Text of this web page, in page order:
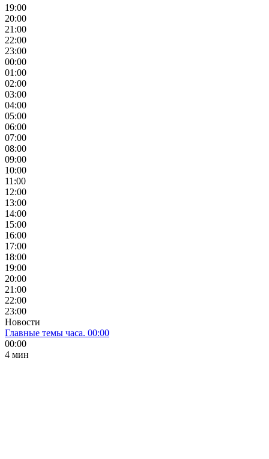
19:00
20:00
21:00
22:00
23:00
00:00
01:00
02:00
03:00
04:00
05:00
06:00
07:00
08:00
09:00
10:00
11:00
12:00
13:00
14:00
15:00
16:00
17:00
18:00
19:00
20:00
21:00
22:00
23:00
Новости
Главные темы часа. 00:00
00:00
4 мин